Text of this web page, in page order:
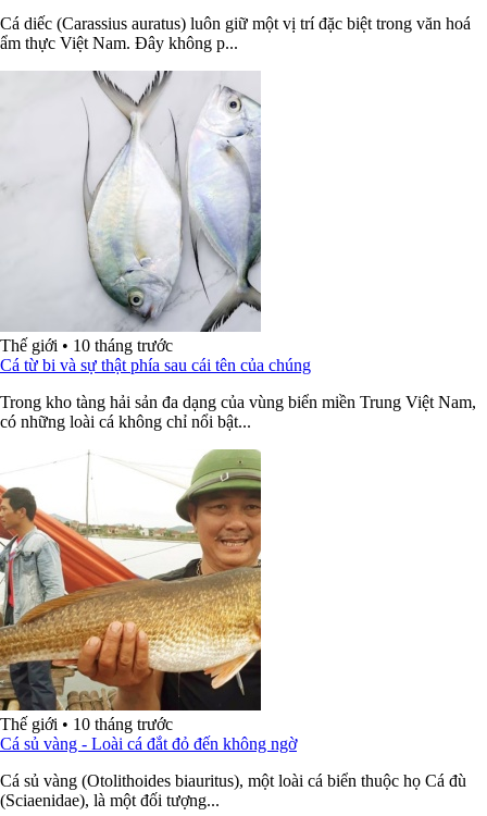
Cá diếc (Carassius auratus) luôn giữ một vị trí đặc biệt trong văn hoá
ẩm thực Việt Nam. Đây không p...
Thế giới • 10 tháng trước
Cá từ bi và sự thật phía sau cái tên của chúng
Trong kho tàng hải sản đa dạng của vùng biển miền Trung Việt Nam,
có những loài cá không chỉ nổi bật...
Thế giới • 10 tháng trước
Cá sủ vàng - Loài cá đắt đỏ đến không ngờ
Cá sủ vàng (Otolithoides biauritus), một loài cá biển thuộc họ Cá đù
(Sciaenidae), là một đối tượng...